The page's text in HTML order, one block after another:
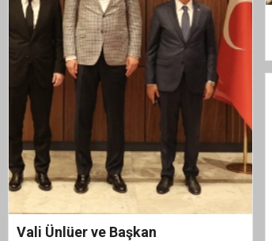
Vali Ünlüer ve Başkan